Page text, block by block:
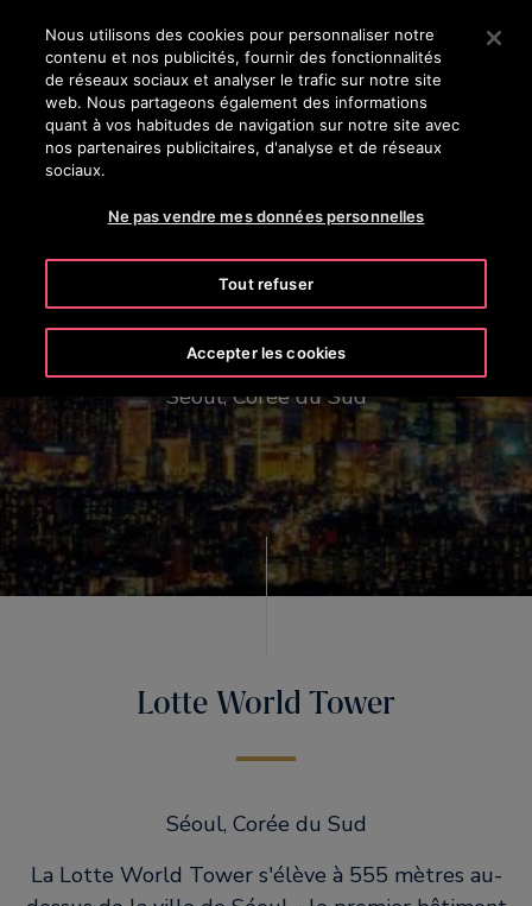
Appuyez sur Entrée pour passer au contenu principal
RECHERCHER
Lotte World Tower
Séoul, Corée du Sud
Lotte World Tower
Séoul, Corée du Sud
La Lotte World Tower s'élève à 555 mètres au-
Nous utilisons des cookies pour personnaliser notre
contenu et nos publicités, fournir des fonctionnalités
de réseaux sociaux et analyser le trafic sur notre site
web. Nous partageons également des informations
quant à vos habitudes de navigation sur notre site avec
nos partenaires publicitaires, d'analyse et de réseaux
sociaux.
Ne pas vendre mes données personnelles
Tout refuser
Accepter les cookies